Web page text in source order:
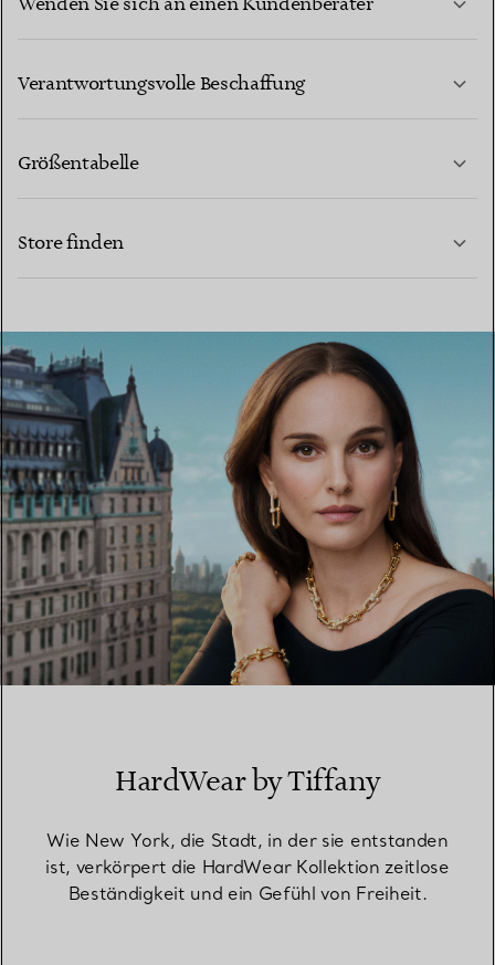
Verantwortungsvolle Beschaffung
Größentabelle
Store finden
EINEN STORE IN IHRER NÄHE FINDEN
HardWear by Tiffany
Wie New York, die Stadt, in der sie entstanden
ist, verkörpert die HardWear Kollektion zeitlose
Beständigkeit und ein Gefühl von Freiheit.